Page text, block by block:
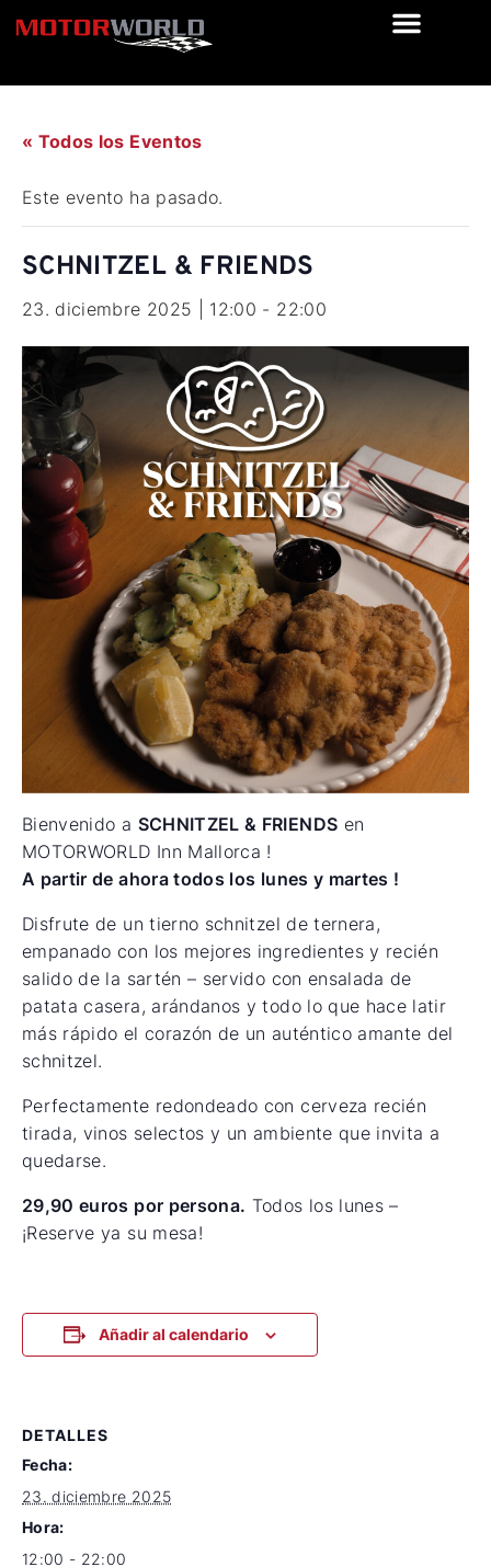
« Todos los Eventos
Este evento ha pasado.
SCHNITZEL & FRIENDS
23. diciembre 2025 | 12:00 - 22:00
Bienvenido a SCHNITZEL & FRIENDS en
MOTORWORLD Inn Mallorca !
A partir de ahora todos los lunes y martes !
Disfrute de un tierno schnitzel de ternera,
empanado con los mejores ingredientes y recién
salido de la sartén – servido con ensalada de
patata casera, arándanos y todo lo que hace latir
más rápido el corazón de un auténtico amante del
schnitzel.
Perfectamente redondeado con cerveza recién
tirada, vinos selectos y un ambiente que invita a
quedarse.
29,90 euros por persona. Todos los lunes –
¡Reserve ya su mesa!
Añadir al calendario
DETALLES
Fecha:
23. diciembre 2025
Hora:
12:00 - 22:00